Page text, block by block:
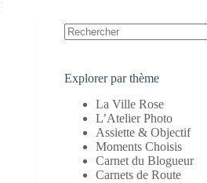
Explorer par thème
La Ville Rose
L’Atelier Photo
Assiette & Objectif
Moments Choisis
Carnet du Blogueur
Carnets de Route